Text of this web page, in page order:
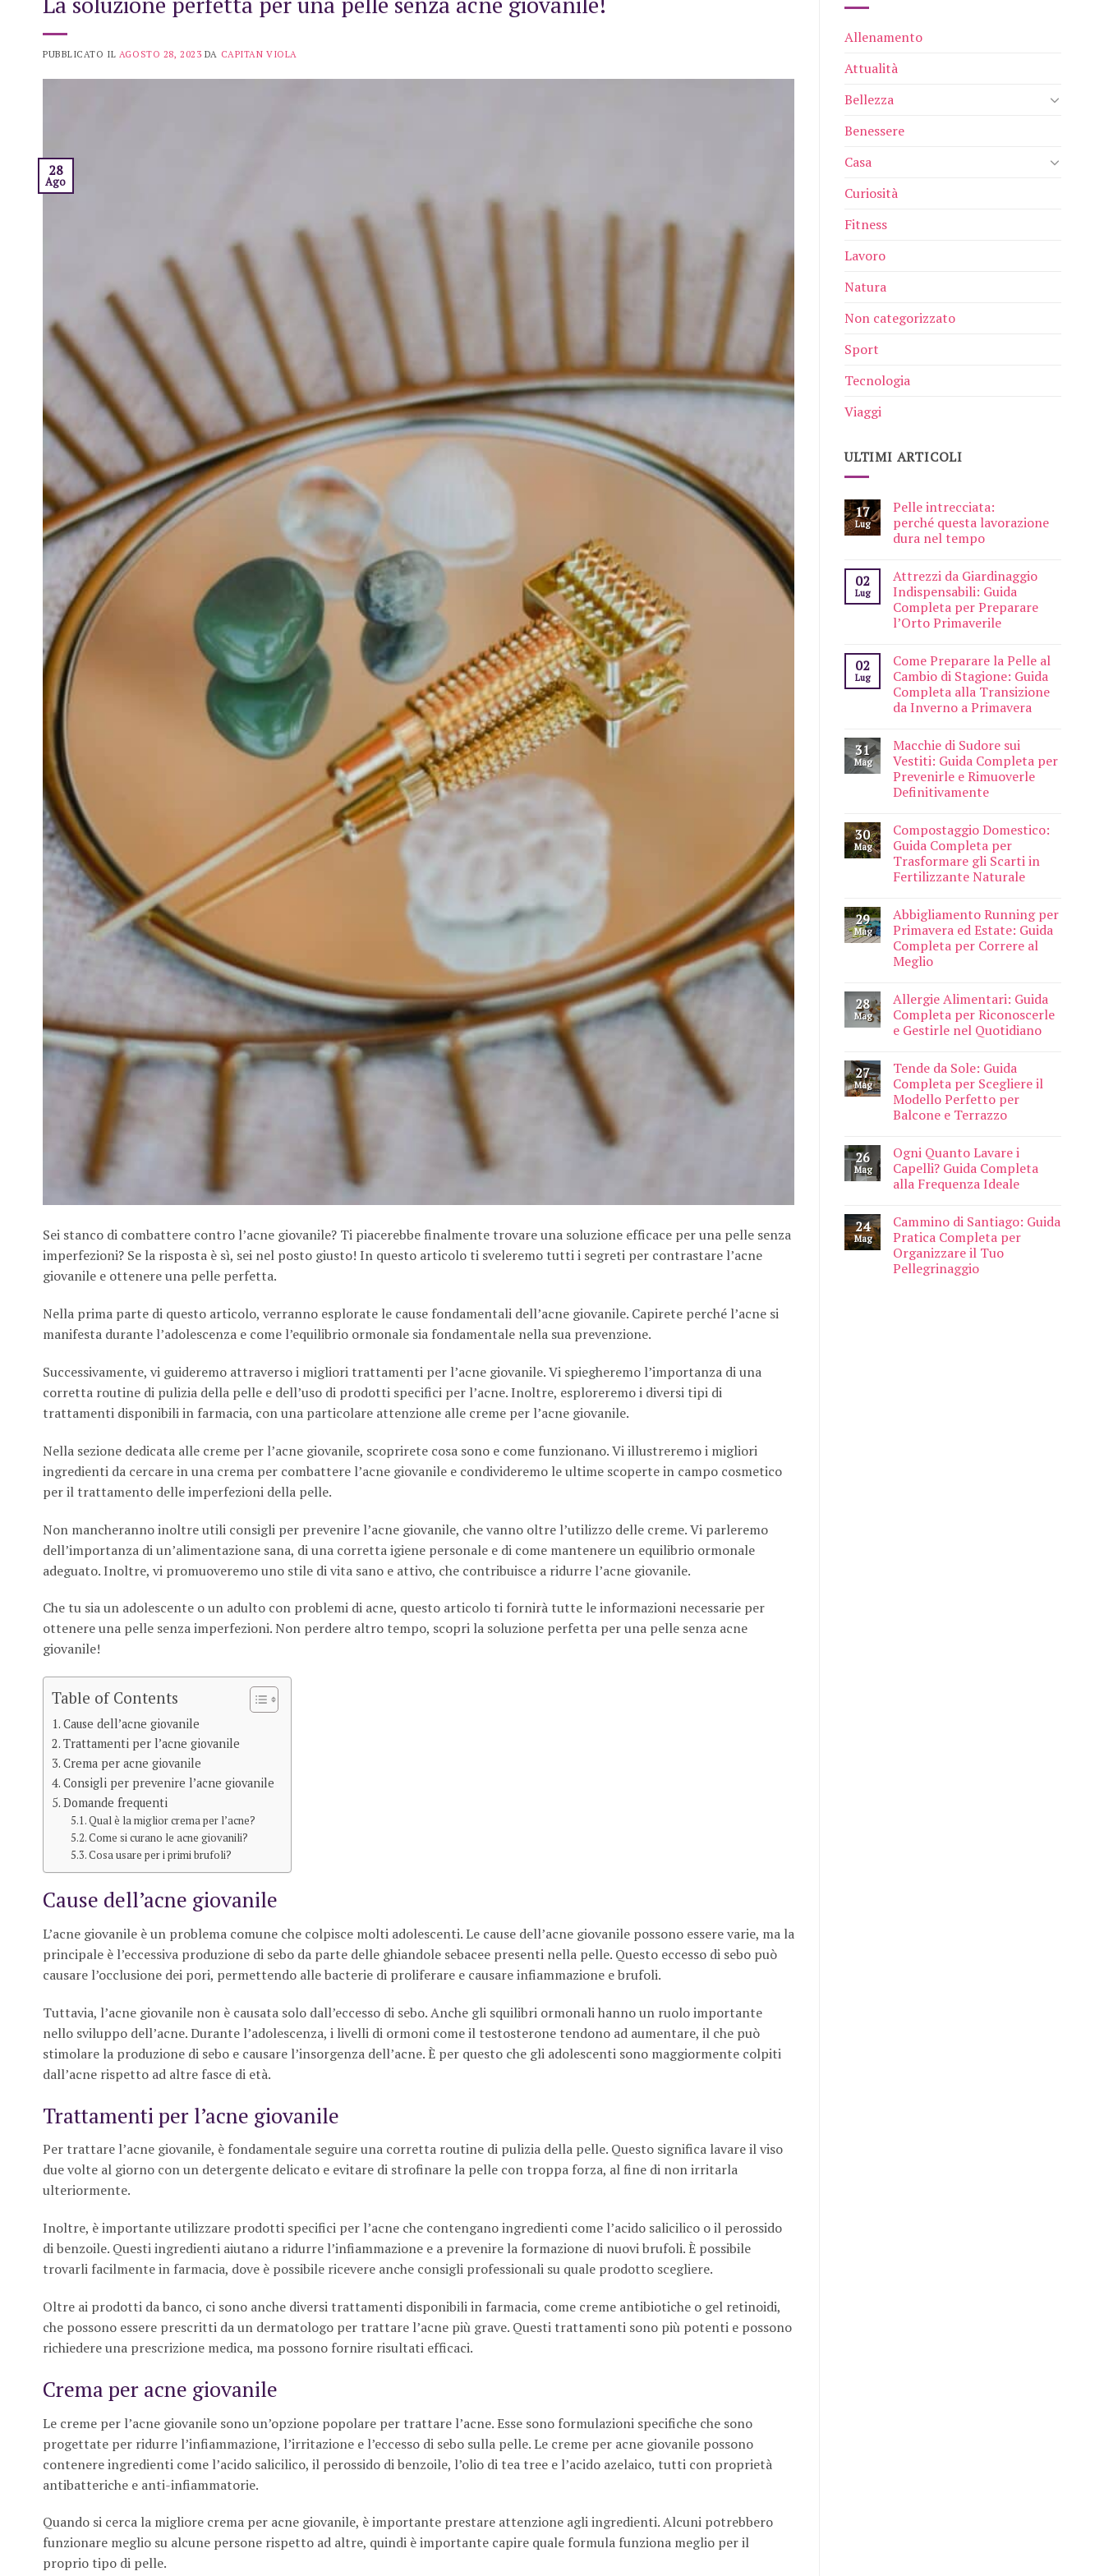
PUBBLICATO IL AGOSTO 28, 2023 DA CAPITAN VIOLA
28
Ago
Sei stanco di combattere contro l’acne giovanile? Ti piacerebbe finalmente trovare una soluzione efficace per una pelle senza
imperfezioni? Se la risposta è sì, sei nel posto giusto! In questo articolo ti sveleremo tutti i segreti per contrastare l’acne
giovanile e ottenere una pelle perfetta.
Nella prima parte di questo articolo, verranno esplorate le cause fondamentali dell’acne giovanile. Capirete perché l’acne si
manifesta durante l’adolescenza e come l’equilibrio ormonale sia fondamentale nella sua prevenzione.
Successivamente, vi guideremo attraverso i migliori trattamenti per l’acne giovanile. Vi spiegheremo l’importanza di una
corretta routine di pulizia della pelle e dell’uso di prodotti specifici per l’acne. Inoltre, esploreremo i diversi tipi di
trattamenti disponibili in farmacia, con una particolare attenzione alle creme per l’acne giovanile.
Nella sezione dedicata alle creme per l’acne giovanile, scoprirete cosa sono e come funzionano. Vi illustreremo i migliori
ingredienti da cercare in una crema per combattere l’acne giovanile e condivideremo le ultime scoperte in campo cosmetico
per il trattamento delle imperfezioni della pelle.
Non mancheranno inoltre utili consigli per prevenire l’acne giovanile, che vanno oltre l’utilizzo delle creme. Vi parleremo
dell’importanza di un’alimentazione sana, di una corretta igiene personale e di come mantenere un equilibrio ormonale
adeguato. Inoltre, vi promuoveremo uno stile di vita sano e attivo, che contribuisce a ridurre l’acne giovanile.
Che tu sia un adolescente o un adulto con problemi di acne, questo articolo ti fornirà tutte le informazioni necessarie per
ottenere una pelle senza imperfezioni. Non perdere altro tempo, scopri la soluzione perfetta per una pelle senza acne
giovanile!
Table of Contents
Cause dell’acne giovanile
Trattamenti per l’acne giovanile
Crema per acne giovanile
Consigli per prevenire l’acne giovanile
Domande frequenti
Qual è la miglior crema per l’acne?
Come si curano le acne giovanili?
Cosa usare per i primi brufoli?
Cause dell’acne giovanile
L’acne giovanile è un problema comune che colpisce molti adolescenti. Le cause dell’acne giovanile possono essere varie, ma la
principale è l’eccessiva produzione di sebo da parte delle ghiandole sebacee presenti nella pelle. Questo eccesso di sebo può
causare l’occlusione dei pori, permettendo alle bacterie di proliferare e causare infiammazione e brufoli.
Tuttavia, l’acne giovanile non è causata solo dall’eccesso di sebo. Anche gli squilibri ormonali hanno un ruolo importante
nello sviluppo dell’acne. Durante l’adolescenza, i livelli di ormoni come il testosterone tendono ad aumentare, il che può
stimolare la produzione di sebo e causare l’insorgenza dell’acne. È per questo che gli adolescenti sono maggiormente colpiti
dall’acne rispetto ad altre fasce di età.
Trattamenti per l’acne giovanile
Per trattare l’acne giovanile, è fondamentale seguire una corretta routine di pulizia della pelle. Questo significa lavare il viso
due volte al giorno con un detergente delicato e evitare di strofinare la pelle con troppa forza, al fine di non irritarla
ulteriormente.
Inoltre, è importante utilizzare prodotti specifici per l’acne che contengano ingredienti come l’acido salicilico o il perossido
di benzoile. Questi ingredienti aiutano a ridurre l’infiammazione e a prevenire la formazione di nuovi brufoli. È possibile
trovarli facilmente in farmacia, dove è possibile ricevere anche consigli professionali su quale prodotto scegliere.
Oltre ai prodotti da banco, ci sono anche diversi trattamenti disponibili in farmacia, come creme antibiotiche o gel retinoidi,
che possono essere prescritti da un dermatologo per trattare l’acne più grave. Questi trattamenti sono più potenti e possono
richiedere una prescrizione medica, ma possono fornire risultati efficaci.
Crema per acne giovanile
Le creme per l’acne giovanile sono un’opzione popolare per trattare l’acne. Esse sono formulazioni specifiche che sono
progettate per ridurre l’infiammazione, l’irritazione e l’eccesso di sebo sulla pelle. Le creme per acne giovanile possono
contenere ingredienti come l’acido salicilico, il perossido di benzoile, l’olio di tea tree e l’acido azelaico, tutti con proprietà
antibatteriche e anti-infiammatorie.
Quando si cerca la migliore crema per acne giovanile, è importante prestare attenzione agli ingredienti. Alcuni potrebbero
funzionare meglio su alcune persone rispetto ad altre, quindi è importante capire quale formula funziona meglio per il
proprio tipo di pelle.
Allenamento
Attualità
Bellezza
Benessere
Casa
Curiosità
Fitness
Lavoro
Natura
Non categorizzato
Sport
Tecnologia
Viaggi
ULTIMI ARTICOLI
17
Lug
Pelle intrecciata:
perché questa lavorazione
dura nel tempo
02
Lug
Attrezzi da Giardinaggio
Indispensabili: Guida
Completa per Preparare
l’Orto Primaverile
02
Lug
Come Preparare la Pelle al
Cambio di Stagione: Guida
Completa alla Transizione
da Inverno a Primavera
31
Mag
Macchie di Sudore sui
Vestiti: Guida Completa per
Prevenirle e Rimuoverle
Definitivamente
30
Mag
Compostaggio Domestico:
Guida Completa per
Trasformare gli Scarti in
Fertilizzante Naturale
29
Mag
Abbigliamento Running per
Primavera ed Estate: Guida
Completa per Correre al
Meglio
28
Mag
Allergie Alimentari: Guida
Completa per Riconoscerle
e Gestirle nel Quotidiano
27
Mag
Tende da Sole: Guida
Completa per Scegliere il
Modello Perfetto per
Balcone e Terrazzo
26
Mag
Ogni Quanto Lavare i
Capelli? Guida Completa
alla Frequenza Ideale
24
Mag
Cammino di Santiago: Guida
Pratica Completa per
Organizzare il Tuo
Pellegrinaggio